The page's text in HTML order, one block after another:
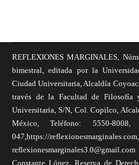
REFLEXIONES MARGINALES,
bimestral, editada por la
Ciudad Universitaria, Alcaldía
través de la Facultad de Filosofía
Universitaria, S/N, Col. Copilco,
México, Teléfono: 5550-8008,
047,https://reflexionesmarginales.com,
Constante López, Reserva de